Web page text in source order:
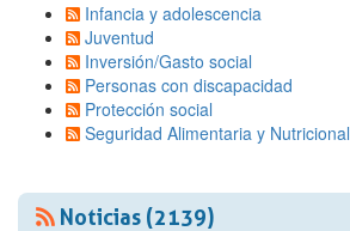
Infancia y adolescencia
Juventud
Inversión/Gasto social
Personas con discapacidad
Protección social
Seguridad Alimentaria y Nutricional
Noticias (2139)